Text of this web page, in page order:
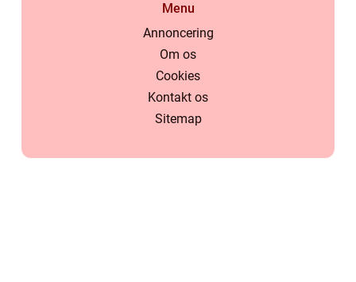
Menu
Annoncering
Om os
Cookies
Kontakt os
Sitemap